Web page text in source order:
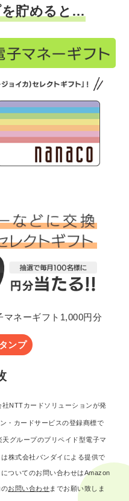
貯めると…
ネーギフト1,000円分
ンプ
NTTカードソリューションが発
・カードサービスの登録商標で
グループのプリペイド型電子マ
株式会社バンダイによる提供で
ついてのお問い合わせはAmazon
お問い合わせまでお願い致しま